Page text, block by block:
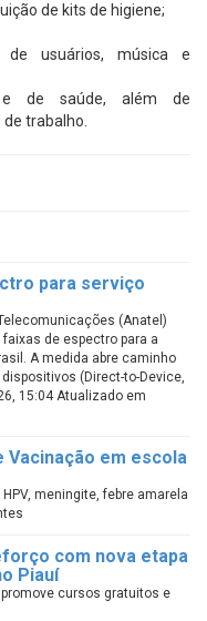
de kits de higiene;
de usuários, música e
e de saúde, além de
trabalho.
para serviço
(Anatel)
de espectro para a
A medida abre caminho
(Direct-to-Device,
15:04 Atualizado em
Vacinação em escola
meningite, febre amarela
com nova etapa
Piauí
cursos gratuitos e